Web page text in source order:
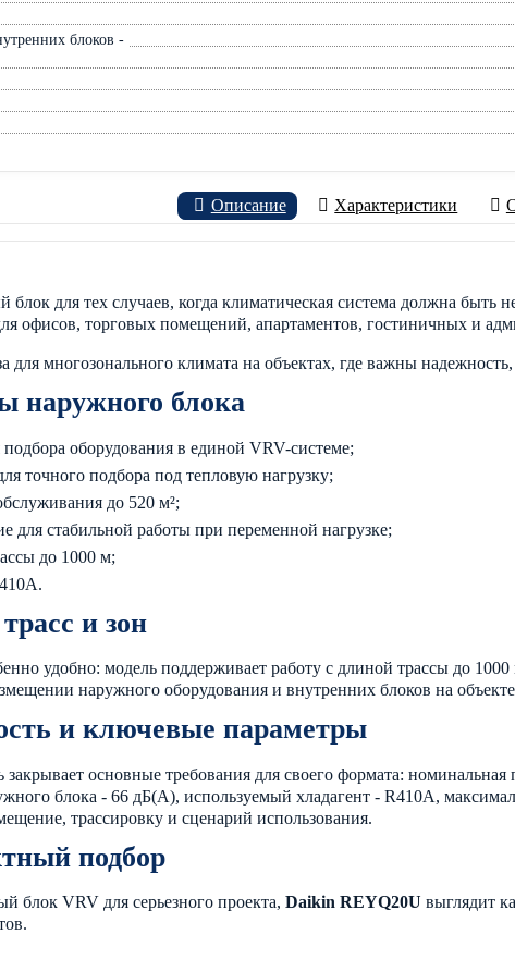
блоков -
Описание Характеристики
блок для тех случаев, когда климатическая система должна
офисов, торговых помещений, апартаментов, гостиничных и
многозонального климата на объектах, где важны
наружного блока
оборудования в единой VRV-системе;
точного подбора под тепловую нагрузку;
до 520 м²;
для стабильной работы при переменной нагрузке;
до 1000 м;
и зон
удобно: модель поддерживает работу с длиной трассы до
наружного оборудования и внутренних блоков на
и ключевые параметры
закрывает основные требования для своего формата:
блока - 66 дБ(А), используемый хладагент - R410A,
трассировку и сценарий использования.
подбор
блок VRV для серьезного проекта, Daikin REYQ20U выглядит